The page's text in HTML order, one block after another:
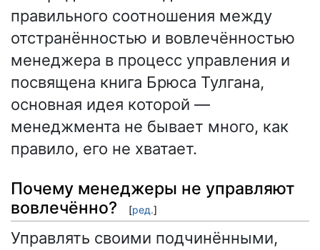
правильного соотношения между
отстранённостью и вовлечённостью
менеджера в процесс управления и
посвящена книга Брюса Тулгана,
основная идея которой —
менеджмента не бывает много, как
правило, его не хватает.
Почему менеджеры не управляют
вовлечённо?
[ред.]
Управлять своими подчинёнными,